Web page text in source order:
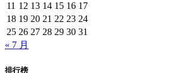
11 12 13 14 15 16 17
18 19 20 21 22 23 24
25 26 27 28 29 30 31
« 7 月
排行榜